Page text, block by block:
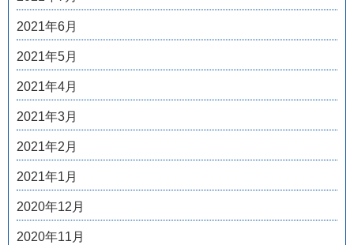
2021年6月
2021年5月
2021年4月
2021年3月
2021年2月
2021年1月
2020年12月
2020年11月